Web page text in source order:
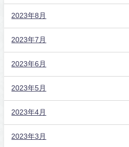
2023年8月
2023年7月
2023年6月
2023年5月
2023年4月
2023年3月